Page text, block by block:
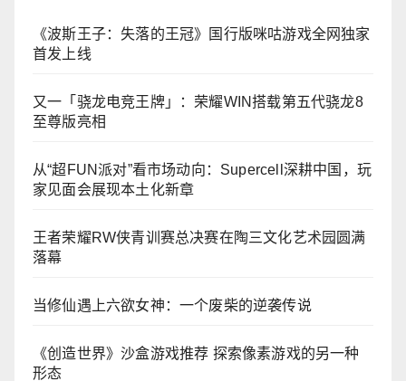
《波斯王子：失落的王冠》国行版咪咕游戏全网独家
首发上线
又一「骁龙电竞王牌」：荣耀WIN搭载第五代骁龙8
至尊版亮相
从“超FUN派对”看市场动向：Supercell深耕中国，玩
家见面会展现本土化新章
王者荣耀RW侠青训赛总决赛在陶三文化艺术园圆满
落幕
当修仙遇上六欲女神：一个废柴的逆袭传说
《创造世界》沙盒游戏推荐 探索像素游戏的另一种
形态